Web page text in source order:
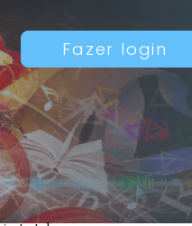
Fazer login